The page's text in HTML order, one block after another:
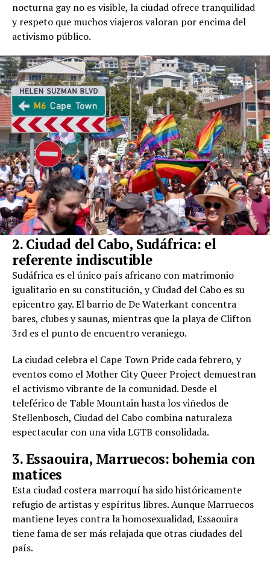
nocturna gay no es visible, la ciudad ofrece tranquilidad
y respeto que muchos viajeros valoran por encima del
activismo público.
2. Ciudad del Cabo, Sudáfrica: el
referente indiscutible
Sudáfrica es el único país africano con matrimonio
igualitario en su constitución, y Ciudad del Cabo es su
epicentro gay. El barrio de De Waterkant concentra
bares, clubes y saunas, mientras que la playa de Clifton
3rd es el punto de encuentro veraniego.
La ciudad celebra el Cape Town Pride cada febrero, y
eventos como el Mother City Queer Project demuestran
el activismo vibrante de la comunidad. Desde el
teleférico de Table Mountain hasta los viñedos de
Stellenbosch, Ciudad del Cabo combina naturaleza
espectacular con una vida LGTB consolidada.
3. Essaouira, Marruecos: bohemia con
matices
Esta ciudad costera marroquí ha sido históricamente
refugio de artistas y espíritus libres. Aunque Marruecos
mantiene leyes contra la homosexualidad, Essaouira
tiene fama de ser más relajada que otras ciudades del
país.